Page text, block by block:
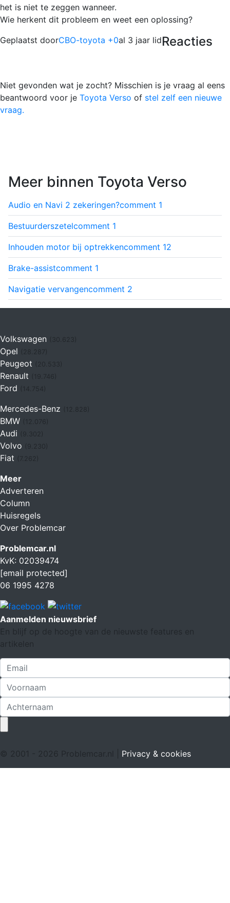
het is niet te zeggen wanneer.
Wie herkent dit probleem en weet een oplossing?
Geplaatst doorCBO-toyota +0al 3 jaar lidReacties
Niet gevonden wat je zocht? Misschien is je vraag al eens
beantwoord voor je Toyota Verso of stel zelf een nieuwe
vraag.
Meer binnen Toyota Verso
Audio en Navi 2 zekeringen?comment 1
Bestuurderszetelcomment 1
Inhouden motor bij optrekkencomment 12
Brake-assistcomment 1
Navigatie vervangencomment 2
Volkswagen (30.623)
Opel
Peugeot
Renault (19.746)
Ford (14.754)
Mercedes-Benz
BMW (12.076)
Audi
Volvo
Fiat (7.262)
Meer
Adverteren
Column
Huisregels
Over Problemcar
Problemcar.nl
KvK: 02039474
[email protected]
06 1995 4278
Aanmelden nieuwsbrief
En blijf op de hoogte van de nieuwste features en
artikelen
© 2001 - 2026 Problemcar.nl | Privacy & cookies